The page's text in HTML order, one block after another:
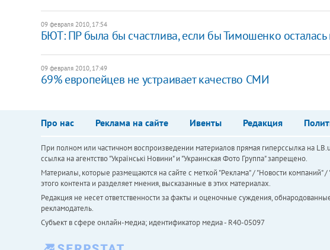
09 февраля 2010, 17:54
БЮТ: ПР была бы счастлива, если бы Тимошенко
09 февраля 2010, 17:49
69% европейцев не устраивает качество СМИ
Про нас Реклама на сайте Ивенты Редакция
При полном или частичном воспроизведении материалов прямая гиперссылка на
ссылка на агентство "Українськi Новини" и "Украинская Фото Группа" запрещено.
Материалы, которые размещаются на сайте с меткой "Реклама" / "Новости компаний"
этого контента и разделяет мнения, высказанные в этих материалах.
Редакция не несет ответственности за факты и оценочные суждения,
рекламодатель.
Субъект в сфере онлайн-медиа; идентификатор медиа - R40-05097